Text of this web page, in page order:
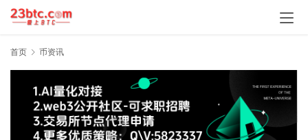
首页 币资讯